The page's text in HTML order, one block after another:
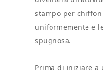
stampo per chiffon
uniformemente e
spugnosa.
Prima di iniziare a